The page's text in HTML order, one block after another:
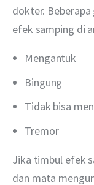
dokter.
efek samping di
Mengantuk
Bingung
Tidak bisa
Tremor
Jika timbul efek
dan mata